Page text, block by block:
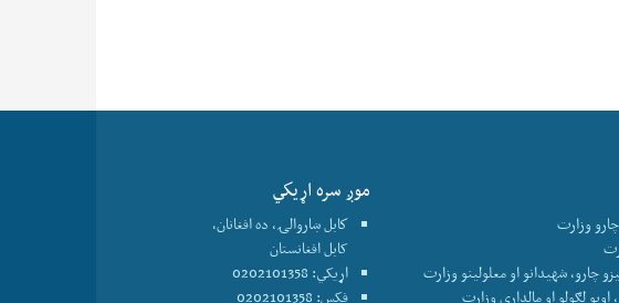
وزارت
چارو، شهيدانو او معلولينو وزارت
موږ سره اړيكي
كابل ښاروالۍ، ده افغانان،
کابل افغانستان
اړیکي: 0202101358
فکس: 0202101358